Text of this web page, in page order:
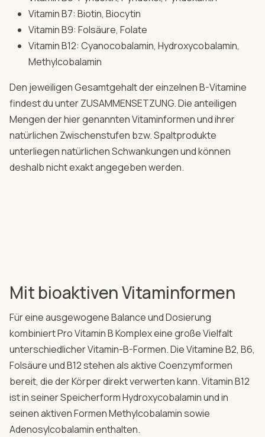
Vitamin B7: Biotin, Biocytin
Vitamin B9: Folsäure, Folate
Vitamin B12: Cyanocobalamin, Hydroxycobalamin,
Methylcobalamin
Den jeweiligen Gesamtgehalt der einzelnen B-Vitamine
findest du unter ZUSAMMENSETZUNG. Die anteiligen
Mengen der hier genannten Vitaminformen und ihrer
natürlichen Zwischenstufen bzw. Spaltprodukte
unterliegen natürlichen Schwankungen und können
deshalb nicht exakt angegeben werden.
Mit bioaktiven Vitaminformen
Für eine ausgewogene Balance und Dosierung
kombiniert Pro Vitamin B Komplex eine große Vielfalt
unterschiedlicher Vitamin-B-Formen. Die Vitamine B2, B6,
Folsäure und B12 stehen als aktive Coenzymformen
bereit, die der Körper direkt verwerten kann. Vitamin B12
ist in seiner Speicherform Hydroxycobalamin und in
seinen aktiven Formen Methylcobalamin sowie
Adenosylcobalamin enthalten.